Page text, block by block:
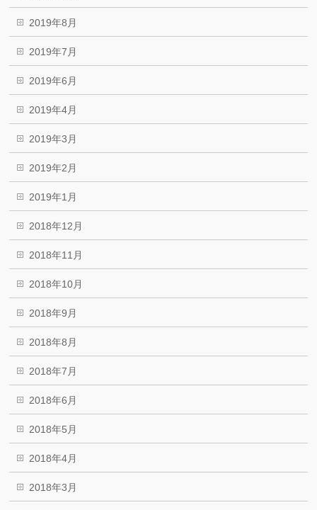
2019年8月
2019年7月
2019年6月
2019年4月
2019年3月
2019年2月
2019年1月
2018年12月
2018年11月
2018年10月
2018年9月
2018年8月
2018年7月
2018年6月
2018年5月
2018年4月
2018年3月